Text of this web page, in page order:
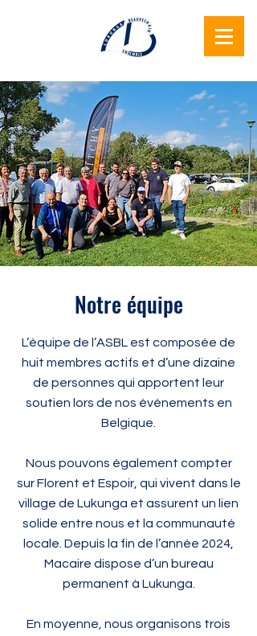
Lukunga
Beauvechain
Ensemble
Notre équipe
L’équipe de l’ASBL est composée de
huit membres actifs et d’une dizaine
de personnes qui apportent leur
soutien lors de nos événements en
Belgique.
Nous pouvons également compter
sur Florent et Espoir, qui vivent dans le
village de Lukunga et assurent un lien
solide entre nous et la communauté
locale. Depuis la fin de l’année 2024,
Macaire dispose d’un bureau
permanent à Lukunga.
En moyenne, nous organisons trois